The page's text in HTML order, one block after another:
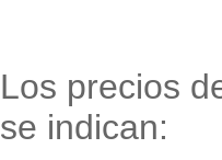
Los precios
se indican: